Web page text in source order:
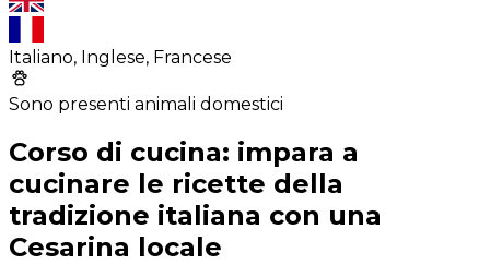
Italiano, Inglese, Francese
Sono presenti animali domestici
Corso di cucina: impara a
cucinare le ricette della
tradizione italiana con una
Cesarina locale